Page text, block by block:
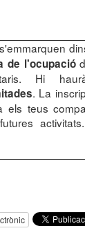
de l'ocupació
Hi
. La
els teus